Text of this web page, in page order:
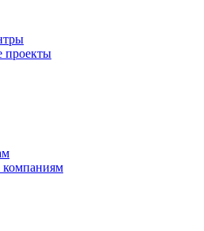
проекты